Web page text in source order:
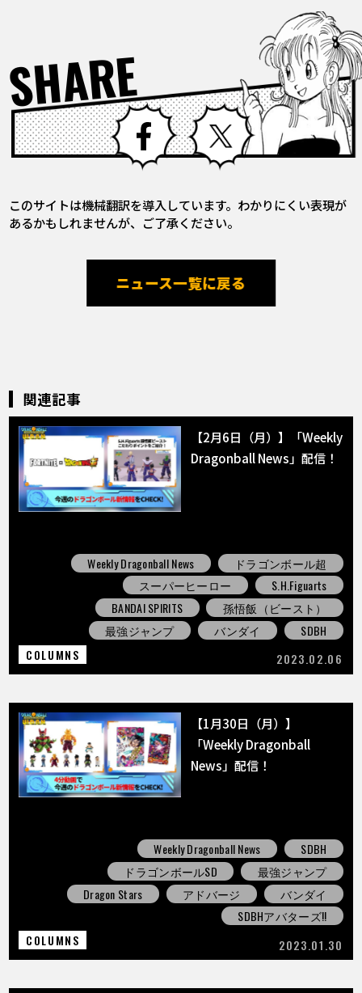
SHARE Facebook X
このサイトは機械翻訳を導入しています。わかりにくい表現が
あるかもしれませんが、ご了承ください。
ニュース一覧に戻る
関連記事
【2月6日（月）】「Weekly
Dragonball News」配信！
Weekly Dragonball News
ドラゴンボール超
スーパーヒーロー
S.H.Figuarts
BANDAI SPIRITS
孫悟飯（ビースト）
最強ジャンプ
バンダイ
SDBH
COLUMNS
2023.02.06
【1月30日（月）】
「Weekly Dragonball
News」配信！
Weekly Dragonball News
SDBH
ドラゴンボールSD
最強ジャンプ
Dragon Stars
アドバージ
バンダイ
SDBHアバターズ!!
COLUMNS
2023.01.30